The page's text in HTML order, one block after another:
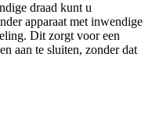
draad kunt u
apparaat met inwendige
Dit zorgt voor een
aan te sluiten, zonder dat